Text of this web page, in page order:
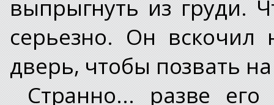
выпрыгнуть из груди.
серьезно. Он
дверь, чтобы позвать
Странно... разве